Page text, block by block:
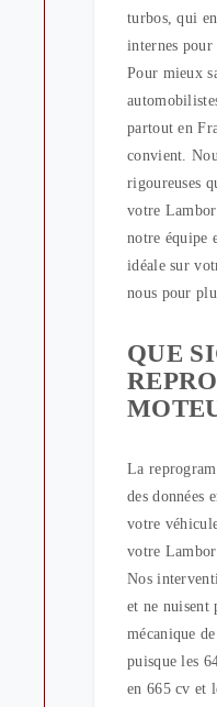
turbos, qui
internes pour
Pour mieux
partout en
convient.
rigoureuses
votre
notre équipe
idéale sur
nous pour
QUE
La
des données
votre
votre
Nos
et ne nuisent
mécanique
puisque les
en 665 cv et